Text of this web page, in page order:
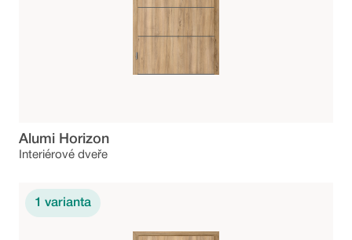
Alumi Horizon
Interiérové dveře
1 varianta